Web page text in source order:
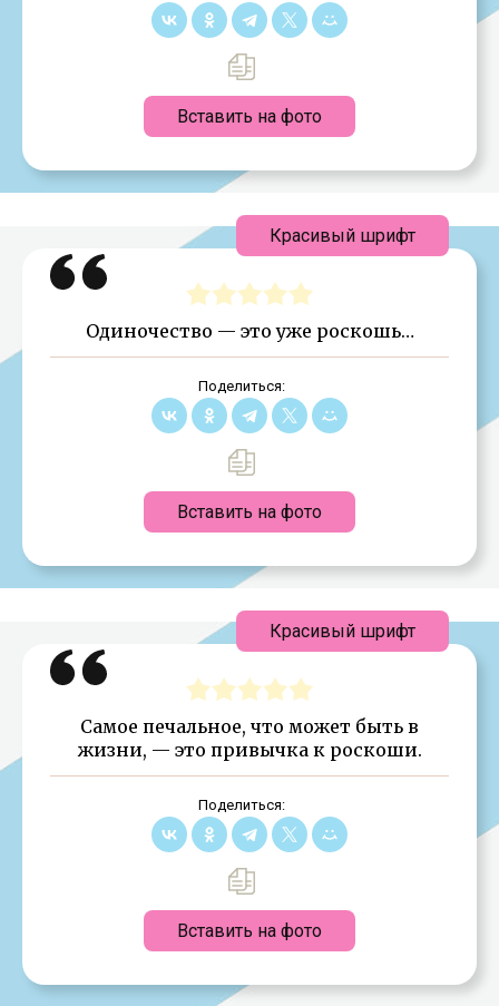
Вставить на фото
Одиночество — это уже роскошь…
Поделиться:
Вставить на фото
Красивый шрифт
Самое печальное, что может быть в
жизни, — это привычка к роскоши.
Поделиться:
Вставить на фото
Красивый шрифт